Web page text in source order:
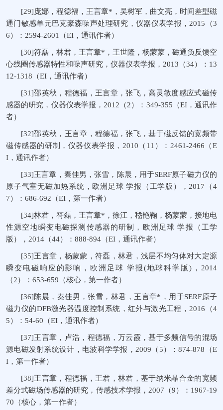
[29]庞娜，程德福，王言章*，吴树军，曲文亮，时间差型磁
通门敏感单元巴克豪森噪声处理研究，仪器仪表学报，2015（3
6）：2594-2601（EI，通讯作者）
[30]符磊，林君，王言章*，王世隆，杨蒙蒙，磁通负反馈空
心线圈传感器特性和噪声研究，仪器仪表学报，2013（34）：13
12-1318（EI，通讯作者）
[31]邵英秋，程德福，王言章，张飞，高灵敏度感应式磁传
感器的研究，仪器仪表学报，2012（2）：349-355（EI，通讯作
者）
[32]邵英秋，王言章，程德福，张飞，基于磁反馈的宽频带
磁传感器的研制，仪器仪表学报，2010（11）：2461-2466（E
I，通讯作者）
[33]王言章，秦佳男，张雪，陈晨，用于SERF原子磁力仪的
原子气室无磁加热系统，欧洲足球 学报（工学版），2017（4
7）：686-692（EI，第一作者）
[34]林君，符磊，王言章*，徐江，嵇艳鞠，杨蒙蒙，接地电
性源空地瞬变电磁探测传感器的研制，欧洲足球 学报（工学
版），2014（44）：888-894（EI，通讯作者）
[35]王言章，杨蒙蒙，符磊，林君，浅层不均匀体对大定源
瞬变电磁响应的影响，欧洲足球 学报(地球科学版)，2014
（2）：653-659（核心，第一作者）
[36]陈晨，秦佳男，张雪，林君，王言章*，用于SERF原子
磁力仪的DFB激光器温度控制系统，红外与激光工程，2016（4
5）：54-60（EI，通讯作者）
[37]王言章，卢浩，程德福，万云霞，基于多频信号的混场
源电磁发射系统设计，电波科学学报，2009（5）：874-878（E
I，第一作者）
[38]王言章，程德福，王君，林君，基于纳米晶合金的宽频
差分式磁场传感器的研究，传感技术学报，2007（9）：1967-19
70（核心，第一作者）